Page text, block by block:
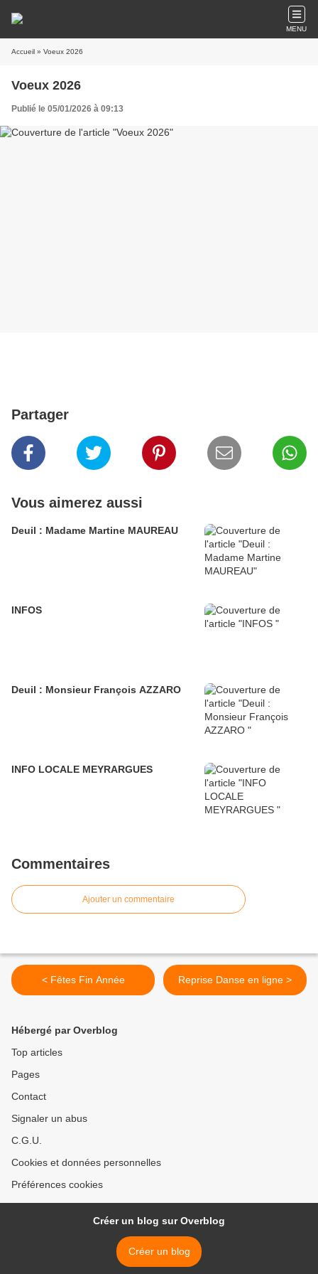
MENU
Accueil » Voeux 2026
Voeux 2026
Publié le 05/01/2026 à 09:13
Partager
Vous aimerez aussi
Deuil : Madame Martine MAUREAU
INFOS
Deuil : Monsieur François AZZARO
INFO LOCALE MEYRARGUES
Commentaires
Ajouter un commentaire
< Fêtes Fin Année Reprise Danse en ligne >
Hébergé par Overblog
Top articles
Pages
Contact
Signaler un abus
C.G.U.
Cookies et données personnelles
Préférences cookies
Créer un blog sur Overblog
Créer un blog